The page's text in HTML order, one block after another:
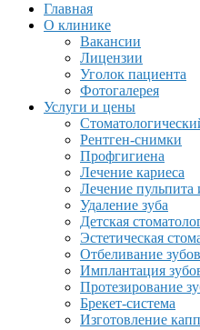
Главная
О клинике
Вакансии
Лицензии
Уголок пациента
Фотогалерея
Услуги и цены
Рентген-снимки
Профгигиена
Лечение кариеса
Лечение пульпита
Удаление зуба
Детская
Эстетическая
Отбеливание зубов
Имплантация
Протезирование
Брекет-система
Изготовление капп